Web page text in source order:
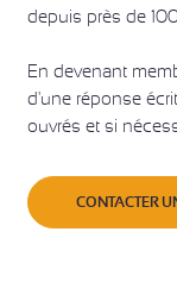
depuis près de
En devenant
d'une réponse
ouvrés et si
CONTACTER